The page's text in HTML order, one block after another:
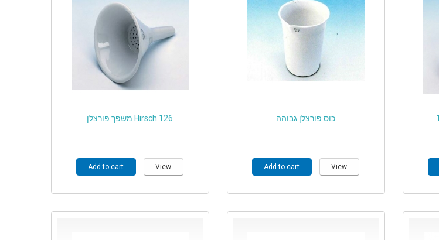
משפך פורצלן Hirsch 126
Add to cart View
כוס פורצלן גבוהה
Add to cart View